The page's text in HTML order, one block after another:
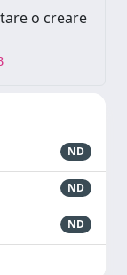
o creare
ND
ND
ND